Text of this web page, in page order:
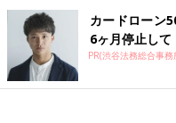
カードローン
6ヶ月停止し
PR(渋谷法務総合事務